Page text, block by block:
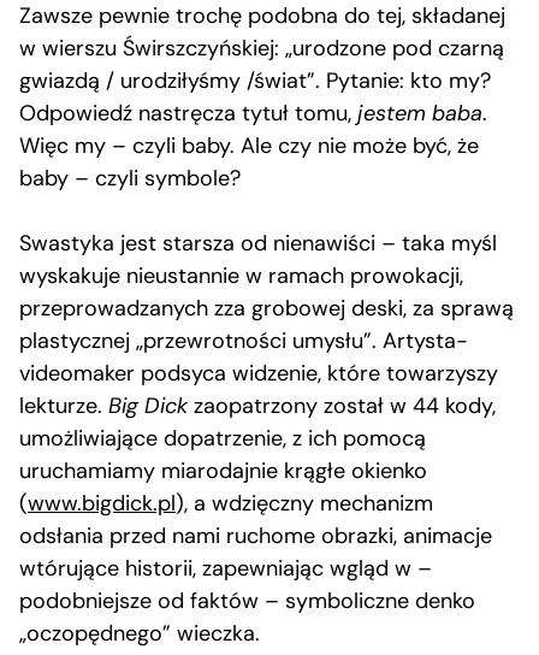
Zawsze pewnie trochę podobna do tej, składanej
w wierszu Świrszczyńskiej: „urodzone pod czarną
gwiazdą / urodziłyśmy /świat”. Pytanie: kto my?
Odpowiedź nastręcza tytuł tomu, jestem baba.
Więc my – czyli baby. Ale czy nie może być, że
baby – czyli symbole?
Swastyka jest starsza od nienawiści – taka myśl
wyskakuje nieustannie w ramach prowokacji,
przeprowadzanych zza grobowej deski, za sprawą
plastycznej „przewrotności umysłu”. Artysta-
videomaker podsyca widzenie, które towarzyszy
lekturze. Big Dick zaopatrzony został w 44 kody,
umożliwiające dopatrzenie, z ich pomocą
uruchamiamy miarodajnie krągłe okienko
(www.bigdick.pl), a wdzięczny mechanizm
odsłania przed nami ruchome obrazki, animacje
wtórujące historii, zapewniając wgląd w –
podobniejsze od faktów – symboliczne denko
„oczopędnego” wieczka.